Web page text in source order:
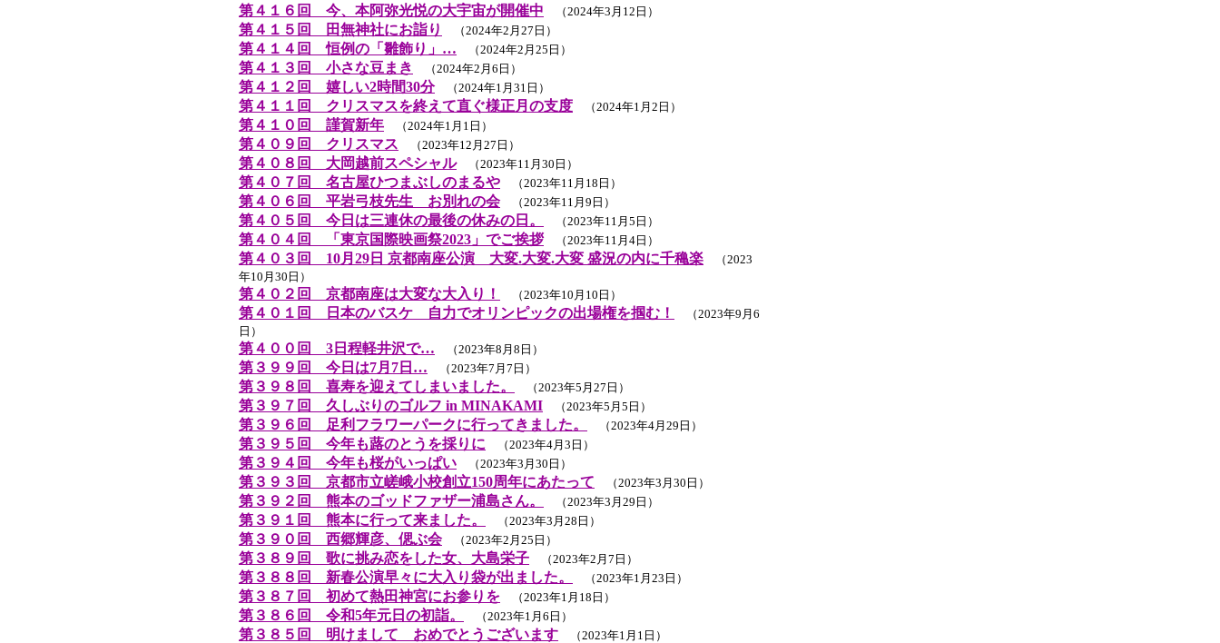
第４１６回 今、本阿弥光悦の大宇宙が開催中 （2024年3月12日）
第４１５回 田無神社にお詣り （2024年2月27日）
第４１４回 恒例の「雛飾り」… （2024年2月25日）
第４１３回 小さな豆まき （2024年2月6日）
第４１２回 嬉しい2時間30分（2024年1月31日）
第４１１回 クリスマスを終えて直ぐ様正月の支度 （2024年1月2日）
第４１０回 謹賀新年 （2024年1月1日）
第４０９回 クリスマス （2023年12月27日）
第４０８回 大岡越前スペシャル（2023年11月30日）
第４０７回 名古屋ひつまぶしのまるや （2023年11月18日）
第４０６回 平岩弓枝先生 お別れの会（2023年11月9日）
第４０５回 今日は三連休の最後の休みの日。 （2023年11月5日）
第４０４回 「東京国際映画祭2023」でご挨拶（2023年11月4日）
第４０３回 10月29日 京都南座公演 大変.大変.大変 盛況の内に千穐楽 （2023
年10月30日）
第４０２回 京都南座は大変な大入り！ （2023年10月10日）
第４０１回 日本のバスケ 自力でオリンピックの出場権を掴む！
（2023年9月6
日）
第４００回 3日程軽井沢で… （2023年8月8日）
第３９９回 今日は7月7日… （2023年7月7日）
第３９８回 喜寿を迎えてしまいました。 （2023年5月27日）
第３９７回 久しぶりのゴルフ in MINAKAMI （2023年5月5日）
第３９６回 足利フラワーパークに行ってきました。 （2023年4月29日）
第３９５回 今年も蕗のとうを採りに （2023年4月3日）
第３９４回 今年も桜がいっぱい （2023年3月30日）
第３９３回 京都市立嵯峨小校創立150周年にあたって （2023年3月30日）
第３９２回 熊本のゴッドファザー浦島さん。 （2023年3月29日）
第３９１回 熊本に行って来ました。 （2023年3月28日）
第３９０回 西郷輝彦、偲ぶ会（2023年2月25日）
第３８９回 歌に挑み恋をした女、大島栄子 （2023年2月7日）
第３８８回 新春公演早々に大入り袋が出ました。 （2023年1月23日）
第３８７回 初めて熱田神宮にお参りを （2023年1月18日）
第３８６回 令和5年元日の初詣。 （2023年1月6日）
第３８５回 明けまして おめでとうございます （2023年1月1日）